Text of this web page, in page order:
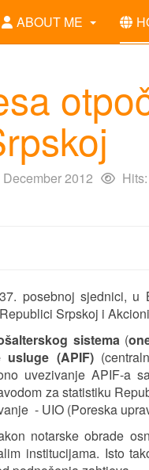
ABOUT ME
2012
posebnoj sjednici,
Srpskoj i
sistema(
usluge (APIF)
uvezivanje APIF-a
za statistiku
- UIO (Poreska
notarske obrade
institucijama. Isto